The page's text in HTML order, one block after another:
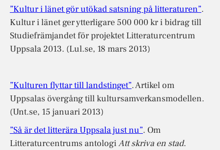
”Kultur i länet gör utökad satsning på litteraturen”.
Kultur i länet ger ytterligare 500 000 kr i bidrag till
Studiefrämjandet för projektet Litteraturcentrum
Uppsala 2013. (Lul.se, 18 mars 2013)
”Kulturen flyttar till landstinget”. Artikel om
Uppsalas övergång till kultursamverkansmodellen.
(Unt.se, 15 januari 2013)
”Så är det litterära Uppsala just nu”. Om
Litteraturcentrums antologiAtt skriva en stad.